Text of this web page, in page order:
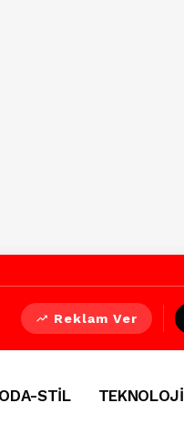
Reklam Ver
STİL TEKNOLOJİ